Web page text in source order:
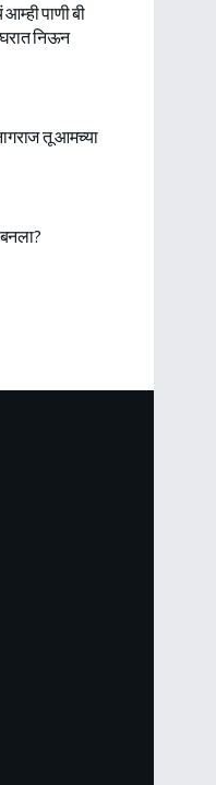
पाणी बी
घरात निऊन
तू आमच्या